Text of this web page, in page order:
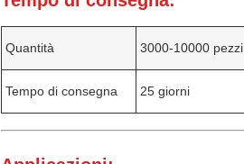
Quantità 3000-10000 pezzi
Tempo di consegna 25 giorni